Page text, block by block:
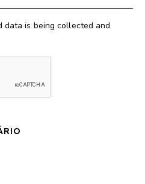
data is being collected and